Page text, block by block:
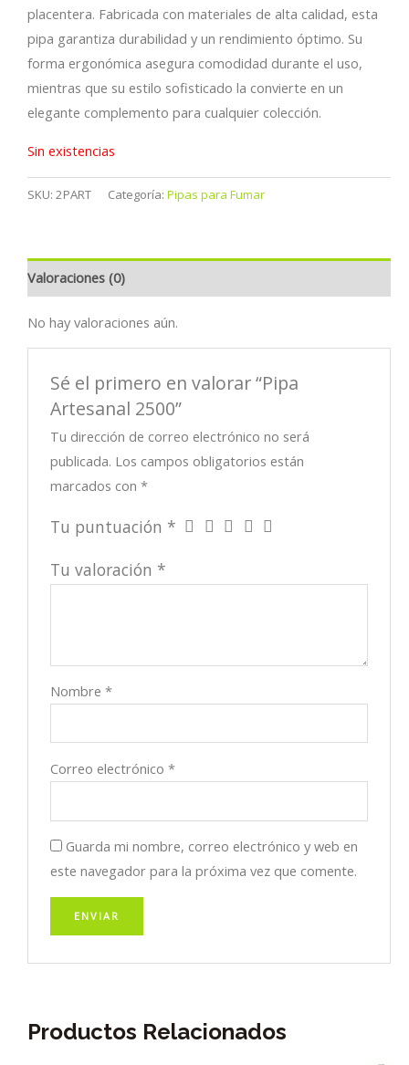
placentera. Fabricada con materiales de alta calidad, esta
pipa garantiza durabilidad y un rendimiento óptimo. Su
forma ergonómica asegura comodidad durante el uso,
mientras que su estilo sofisticado la convierte en un
elegante complemento para cualquier colección.
Sin existencias
SKU: 2PART Categoría: Pipas para Fumar
Valoraciones (0)
No hay valoraciones aún.
Sé el primero en valorar “Pipa
Artesanal 2500”
Tu dirección de correo electrónico no será
publicada. Los campos obligatorios están
marcados con*
Tu puntuación *
Tu valoración *
Nombre*
Correo electrónico*
Guarda mi nombre, correo electrónico y web en
este navegador para la próxima vez que comente.
Productos Relacionados